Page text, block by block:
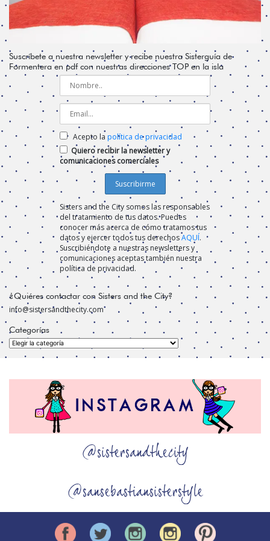
Suscríbete a nuestra newsletter y recibe nuestra Sisterguía de
Formentera en pdf con nuestras direcciones TOP en la isla
Acepto la política de privacidad
Quiero recibir la newsletter y
comunicaciones comerciales
Sisters and the City somos las responsables
del tratamiento de tus datos. Puedes
conocer más acerca de cómo tratamos tus
datos y ejercer todos tus derechosAQUÍ.
Suscribiéndote a nuestras newsletters y
comunicaciones aceptas también nuestra
política de privacidad.
¿Quiéres contactar con Sisters and the City?
info@sistersandthecity.com
Categorías
Categorías
@sistersandthecity
@sansebastiansisterstyle